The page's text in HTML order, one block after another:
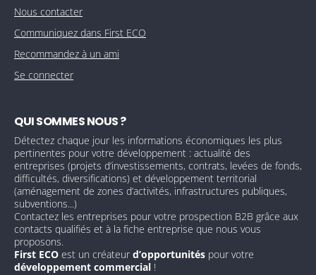
Nous contacter
Communiquez dans First ECO
Recommandez à un ami
Se connecter
QUI SOMMES NOUS ?
Détectez chaque jour les informations économiques les plus
pertinentes pour votre développement : actualité des
entreprises (projets d’investissements, contrats, levées de fonds,
difficultés, diversifications) et développement territorial
(aménagement de zones d’activités, infrastructures publiques,
subventions...)
Contactez les entreprises pour votre prospection B2B grâce aux
contacts qualifiés et à la fiche entreprise que nous vous
proposons.
First ECO est un créateurd’opportunités pour votre
développement commercial !